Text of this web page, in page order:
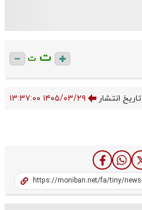
ت ت
تاریخ انتشار ۱۴۰۵/۰۳/۲۹ ۱۳:۳۷:۰۰